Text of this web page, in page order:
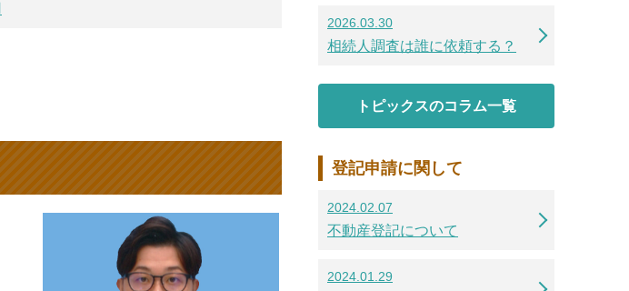
2026.03.30
相続人調査は誰に依頼する？
トピックスのコラム一覧
登記申請に関して
2024.02.07
不動産登記について
2024.01.29